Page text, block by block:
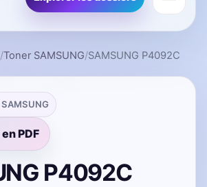
/Toner SAMSUNG/SAMSUNG P4092C
PDF
P4092C